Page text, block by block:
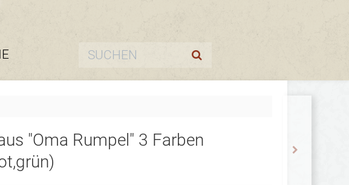
"Oma Rumpel" 3 Farben